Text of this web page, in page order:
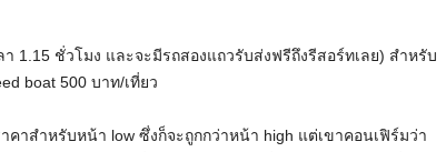
า 1.15 ชั่วโมง และจะมีรถสองแถวรับส่งฟรีถึงรีสอร์ทเลย) สำหรับ
boat 500 บาท/เที่ยว
คาสำหรับหน้า low ซึ่งก็จะถูกกว่าหน้า high แต่เขาคอนเฟิร์มว่า